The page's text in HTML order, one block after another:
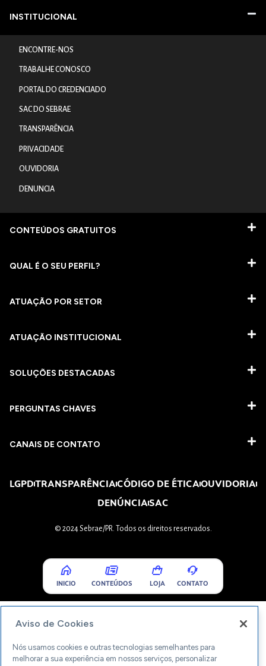
INSTITUCIONAL
ENCONTRE-NOS
TRABALHE CONOSCO
PORTAL DO CREDENCIADO
SAC DO SEBRAE
TRANSPARÊNCIA
PRIVACIDADE
OUVIDORIA
DENUNCIA
CONTEÚDOS GRATUITOS
QUAL É O SEU PERFIL?
ATUAÇÃO POR SETOR
ATUAÇÃO INSTITUCIONAL
SOLUÇÕES DESTACADAS
PERGUNTAS CHAVES​
CANAIS DE CONTATO
LGPDTRANSPARÊNCIACÓDIGO DE ÉTICAOUVIDORIA
DENÚNCIASAC
© 2024 Sebrae/PR. Todos os direitos reservados.
INICIO CONTEÚDOS LOJA CONTATO
Aviso de Cookies
Nós usamos cookies e outras tecnologias semelhantes para
melhorar a sua experiência em nossos serviços, personalizar